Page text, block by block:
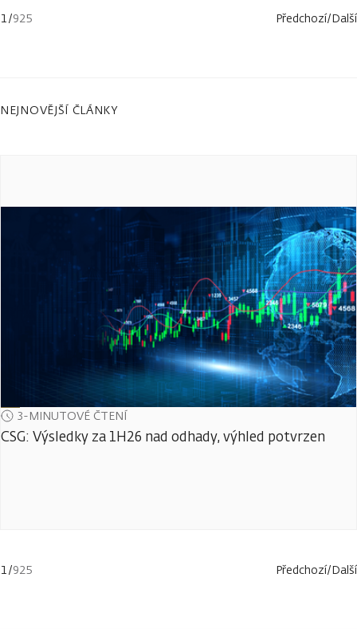
1/925 Předchozí/Další
NEJNOVĚJŠÍ ČLÁNKY
3-MINUTOVÉ ČTENÍ
CSG: Výsledky za 1H26 nad odhady, výhled potvrzen
1/925 Předchozí/Další